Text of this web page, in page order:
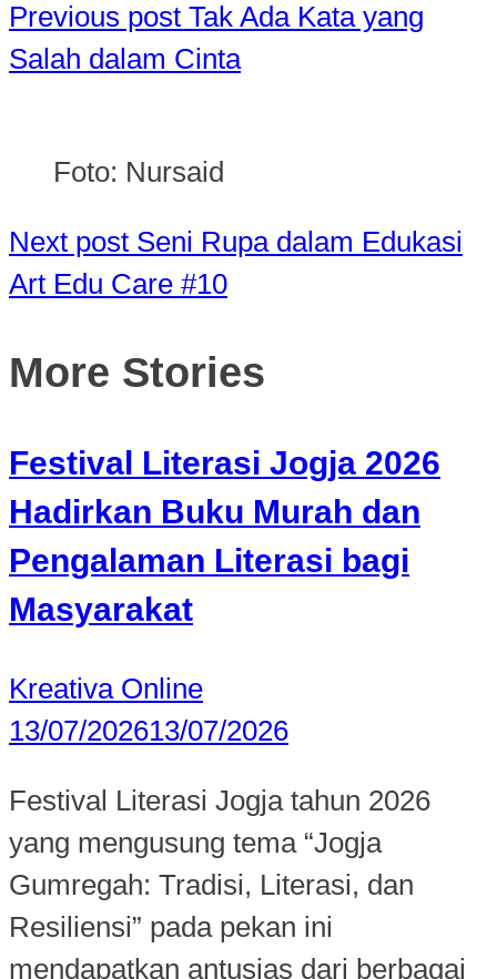
Previous post Tak Ada Kata yang
Salah dalam Cinta
Foto: Nursaid
Next post Seni Rupa dalam Edukasi
Art Edu Care #10
More Stories
Festival Literasi Jogja 2026
Hadirkan Buku Murah dan
Pengalaman Literasi bagi
Masyarakat
Kreativa Online
13/07/202613/07/2026
Festival Literasi Jogja tahun 2026
yang mengusung tema “Jogja
Gumregah: Tradisi, Literasi, dan
Resiliensi” pada pekan ini
mendapatkan antusias dari berbagai